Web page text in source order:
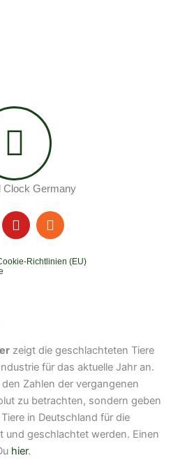
Clock Germany
Y
o
t
R
s
Richtlinien (EU)
zeigt die geschlachteten Tiere
für das aktuelle Jahr an.
Zahlen der vergangenen
zu betrachten, sondern geben
in Deutschland für die
und geschlachtet werden. Einen
hier.